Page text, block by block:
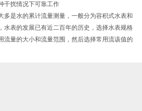
干扰情况下可靠工作
多是水的累计流量测量，一般分为容积式水表和
水表的发展已有近二百年的历史，选择水表规格
流量的大小和流量范围，然后选择常用流该值的